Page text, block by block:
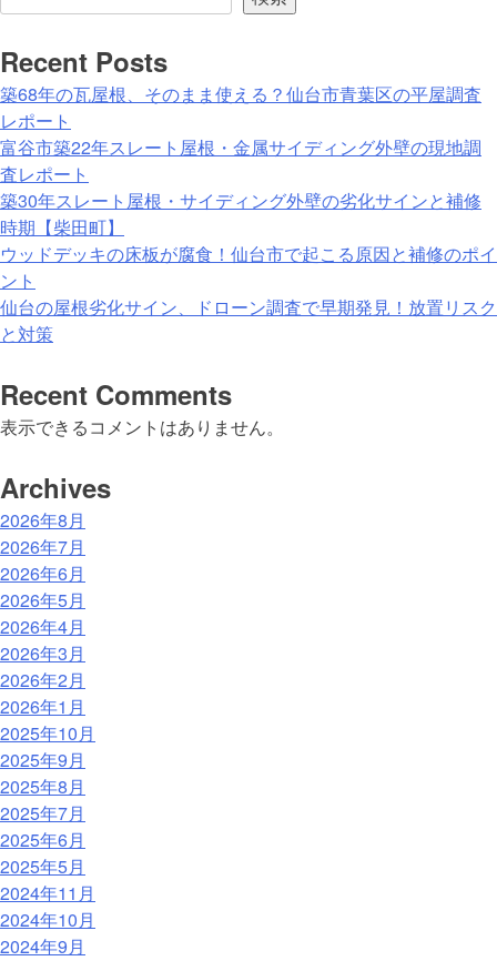
Recent Posts
築68年の瓦屋根、そのまま使える？仙台市青葉区の平屋調査
レポート
富谷市築22年スレート屋根・金属サイディング外壁の現地調
査レポート
築30年スレート屋根・サイディング外壁の劣化サインと補修
時期【柴田町】
ウッドデッキの床板が腐食！仙台市で起こる原因と補修のポイ
ント
仙台の屋根劣化サイン、ドローン調査で早期発見！放置リスク
と対策
Recent Comments
表示できるコメントはありません。
Archives
2026年8月
2026年7月
2026年6月
2026年5月
2026年4月
2026年3月
2026年2月
2026年1月
2025年10月
2025年9月
2025年8月
2025年7月
2025年6月
2025年5月
2024年11月
2024年10月
2024年9月